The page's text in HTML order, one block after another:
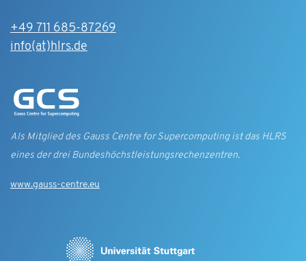
+49 711 685-87269
info(at)hlrs.de
Als Mitglied des Gauss Centre for Supercomputing ist das HLRS
eines der drei Bundes­höchst­leistungs­rechen­zentren.
www.gauss-centre.eu